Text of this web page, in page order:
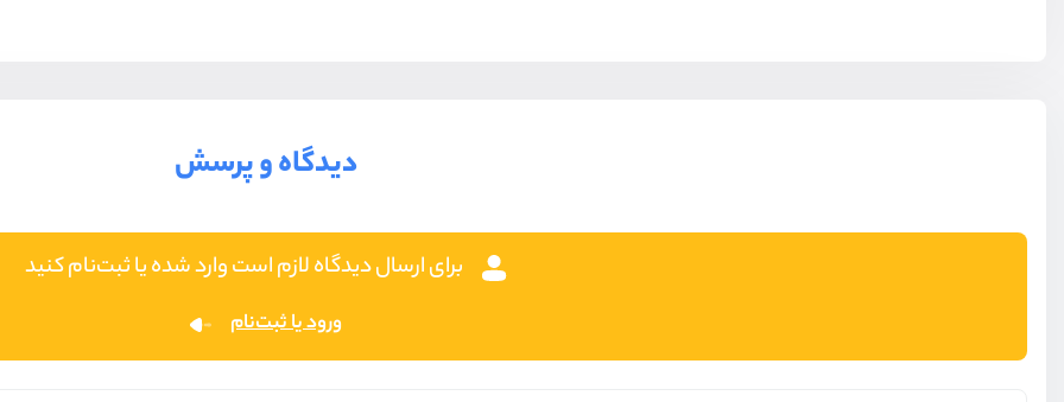
دیدگاه و پرسش
برای ارسال دیدگاه لازم است وارد شده یا ثبت‌نام کنید
ورود یا ثبت‌نام